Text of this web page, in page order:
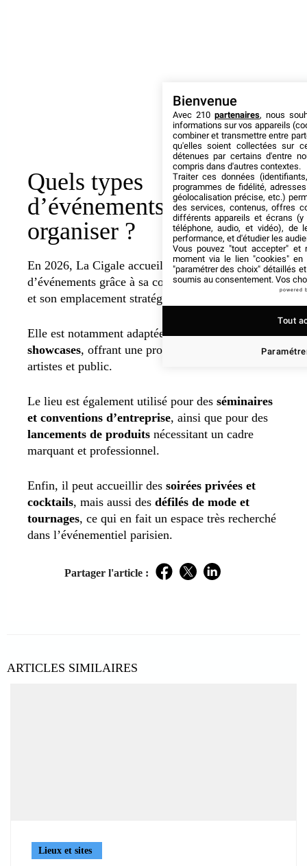
Quels types
d’événements peut-on
organiser ?
En 2026, La Cigale accueille une grande variété
d’événements grâce à sa configuration polyvalente
et son emplacement stratégique.
Elle est notamment adaptée auxconcerts et
showcases, offrant une proximité forte entre
artistes et public.
Le lieu est également utilisé pour des séminaires
et conventions d’entreprise, ainsi que pour des
lancements de produits nécessitant un cadre
marquant et professionnel.
Enfin, il peut accueillir des soirées privées et
cocktails, mais aussi des défilés de mode et
tournages, ce qui en fait un espace très recherché
dans l’événementiel parisien.
Partager l'article : Facebook
TwitterLinkedIn
ARTICLES SIMILAIRES
Lieux et sites
Bienvenue
Avec 210 partenaires, nous
informations sur vos appareils
combiner et transmettre entre
qu'elles soient collectées sur
détenues par certains d'entre
compris dans d'autres contextes.
Traiter ces données
programmes de fidélité,
géolocalisation précise, etc.)
des services, contenus, offres
différents appareils et écrans (y
téléphone, audio, et vidéo), de
performance, et d'étudier les
Vous pouvez "tout accepter" et
moment via le lien "cookies" en
"paramétrer des choix" détaillés
soumis au consentement. Vos
powered
Tout